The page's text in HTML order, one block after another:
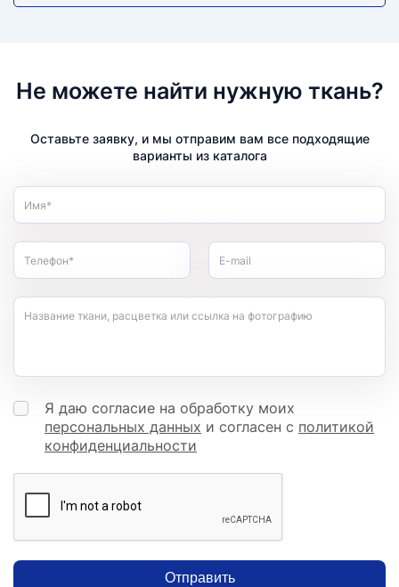
Не можете найти нужную ткань?
Оставьте заявку, и мы отправим вам все подходящие
варианты из каталога
Имя*
Телефон* E-mail
Название ткани, расцветка или ссылка на фотографию
Я даю согласие на обработку моих
персональных данных и согласен с политикой
конфиденциальности
Отправить